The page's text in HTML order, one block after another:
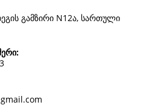
გამზირი N12ა, სართული